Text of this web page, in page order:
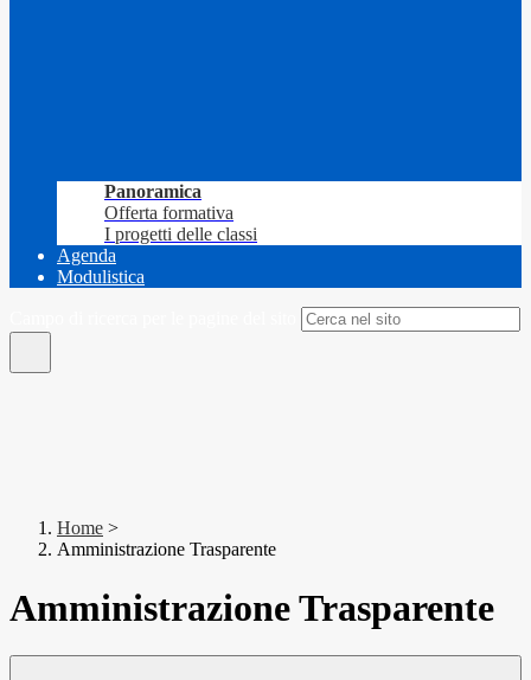
Panoramica
Offerta formativa
I progetti delle classi
Agenda
Modulistica
Home >
Amministrazione Trasparente
Amministrazione Trasparente